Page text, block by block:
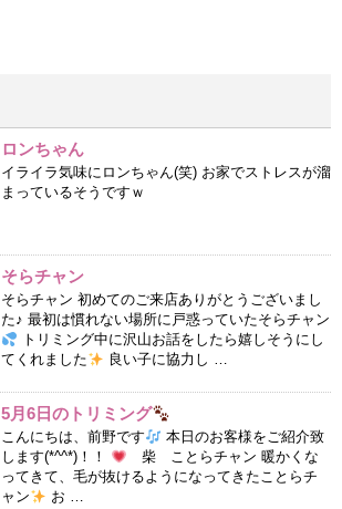
ロンちゃん
イライラ気味にロンちゃん(笑) お家でストレスが溜
まっているそうですｗ
そらチャン
そらチャン 初めてのご来店ありがとうございまし
た♪ 最初は慣れない場所に戸惑っていたそらチャン
トリミング中に沢山お話をしたら嬉しそうにし
てくれました
良い子に協力し …
5月6日のトリミング
こんにちは、前野です
本日のお客様をご紹介致
します(*^^*)！！
柴 ことらチャン 暖かくな
ってきて、毛が抜けるようになってきたことらチ
ャン
お …